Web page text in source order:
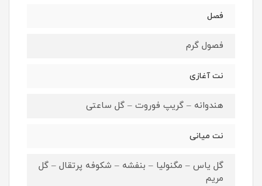
فصل
فصول گرم
نت آغازی
هندوانه – گریپ فوروت – گل ساعتی
نت میانی
گل یاس – مگنولیا – بنفشه – شکوفه پرتقال – گل
مریم